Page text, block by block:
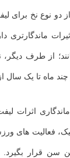
دو نوع نخ برای
از طرف دیگر،
ماه تا یک سال
اثرات
فعالیت‌ های
سن قرار